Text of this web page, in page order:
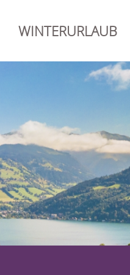
WINTERURLAUB